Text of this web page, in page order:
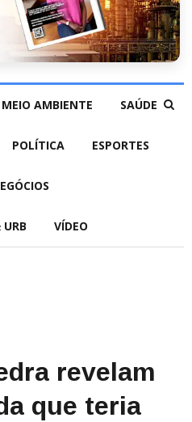
MEIO AMBIENTE SAÚDE
POLÍTICA ESPORTES
VÍDEO
revelam
que teria